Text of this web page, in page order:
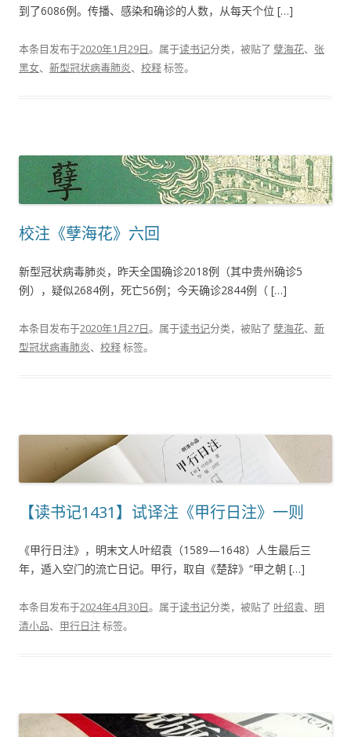
到了6086例。传播、感染和确诊的人数，从每天个位 […]
本条目发布于2020年1月29日。属于读书记分类，被贴了 孽海花、 张
黑女、 新型冠状病毒肺炎、 校释标签。
校注《孽海花》六回
新型冠状病毒肺炎，昨天全国确诊2018例（其中贵州确诊5
例），疑似2684例，死亡56例；今天确诊2844例（ […]
本条目发布于2020年1月27日。属于读书记分类，被贴了 孽海花、 新
型冠状病毒肺炎、 校释标签。
【读书记1431】试译注《甲行日注》一则
《甲行日注》，明末文人叶绍袁（1589—1648）人生最后三
年，遁入空门的流亡日记。甲行，取自《楚辞》“甲之朝 […]
本条目发布于2024年4月30日。属于读书记分类，被贴了 叶绍袁、 明
清小品、 甲行日注标签。